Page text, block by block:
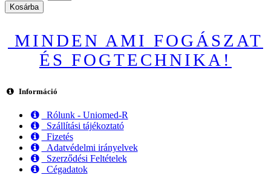
Kosárba
MINDEN AMI FOGÁSZAT
ÉS FOGTECHNIKA!
Információ
Rólunk - Uniomed-R
Szállítási tájékoztató
Fizetés
Adatvédelmi irányelvek
Szerződési Feltételek
Cégadatok